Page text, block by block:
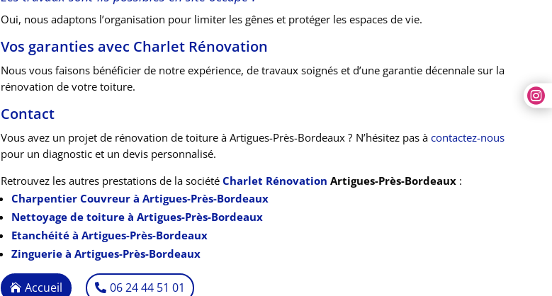
Oui, nous adaptons l’organisation pour limiter les gênes et protéger les espaces de vie.
Vos garanties avec Charlet Rénovation
Nous vous faisons bénéficier de notre expérience, de travaux soignés et d’une garantie décennale sur la
rénovation de votre toiture.
Contact
Vous avez un projet de rénovation de toiture à Artigues-Près-Bordeaux ? N’hésitez pas à contactez-nous
pour un diagnostic et un devis personnalisé.
Retrouvez les autres prestations de la société Charlet Rénovation Artigues-Près-Bordeaux:
Charpentier Couvreur à Artigues-Près-Bordeaux
Nettoyage de toiture à Artigues-Près-Bordeaux
Etanchéité à Artigues-Près-Bordeaux
Zinguerie à Artigues-Près-Bordeaux
Accueil 06 24 44 51 01
